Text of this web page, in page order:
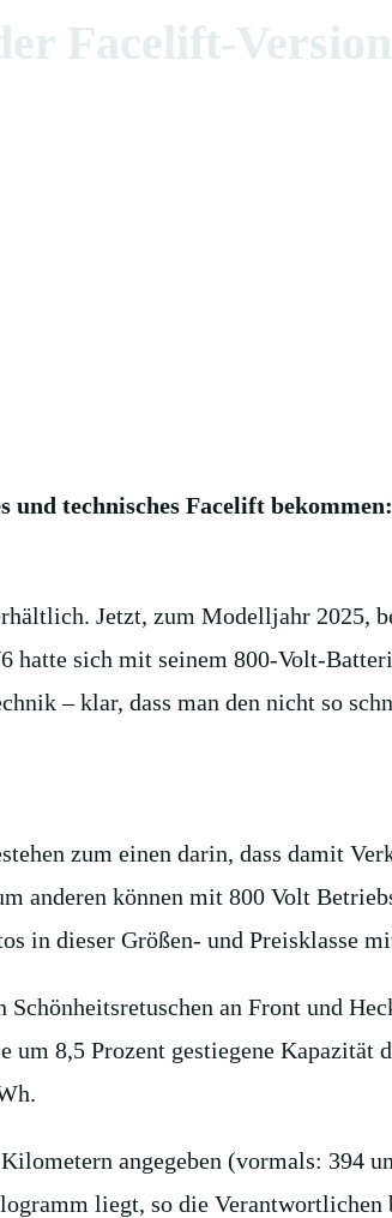
Facelift-
und technisches Facelift
Jetzt, zum Modelljahr 2025,
hatte sich mit seinem 800-Volt-
– klar, dass man den nicht so
zum einen darin, dass damit
anderen können mit 800 Volt
in dieser Größen- und Preisklasse
an Front und
8,5 Prozent gestiegene
angegeben (vormals: 394
liegt, so die Verantwortlichen